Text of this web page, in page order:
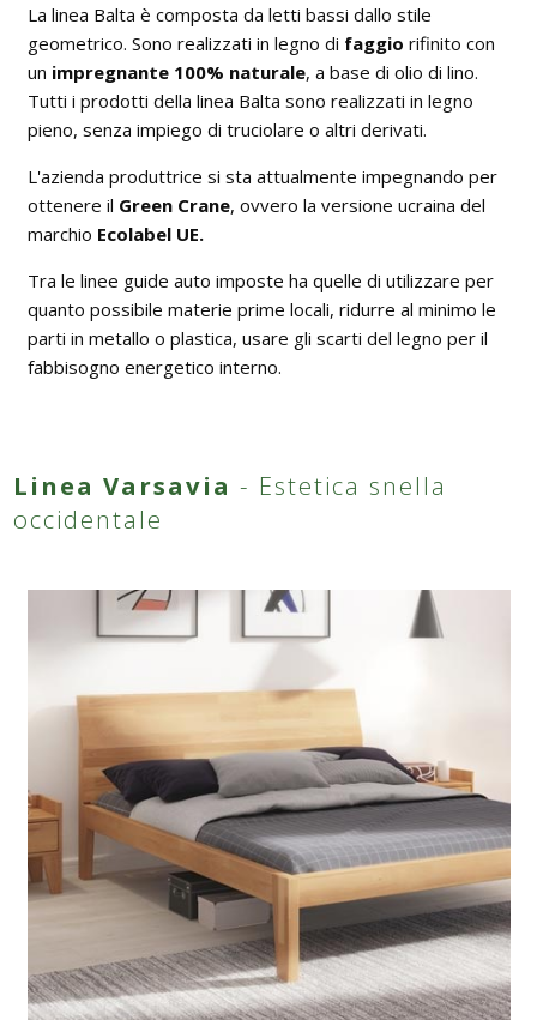
La linea Balta è composta da letti bassi dallo stile
geometrico. Sono realizzati in legno di faggio rifinito con
un impregnante 100% naturale, a base di olio di lino.
Tutti i prodotti della linea Balta sono realizzati in legno
pieno, senza impiego di truciolare o altri derivati.
L'azienda produttrice si sta attualmente impegnando per
ottenere il Green Crane, ovvero la versione ucraina del
marchio Ecolabel UE.
Tra le linee guide auto imposte ha quelle di utilizzare per
quanto possibile materie prime locali, ridurre al minimo le
parti in metallo o plastica, usare gli scarti del legno per il
fabbisogno energetico interno.
Linea Varsavia - Estetica snella
occidentale